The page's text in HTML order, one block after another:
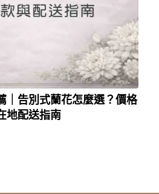
｜告別式蘭花怎麼選？價格
地配送指南